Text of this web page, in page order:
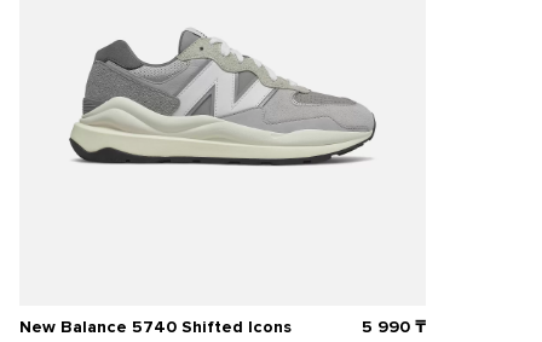
New Balance 5740 Shifted Icons 5 990₸